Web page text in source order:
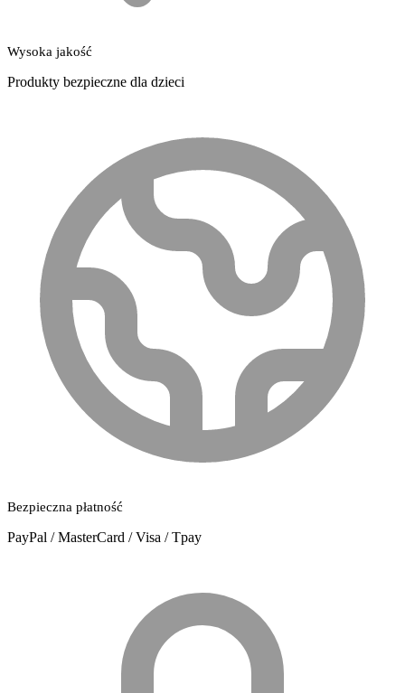
Wysoka jakość
Produkty bezpieczne dla dzieci
Bezpieczna płatność
PayPal / MasterCard / Visa / Tpay